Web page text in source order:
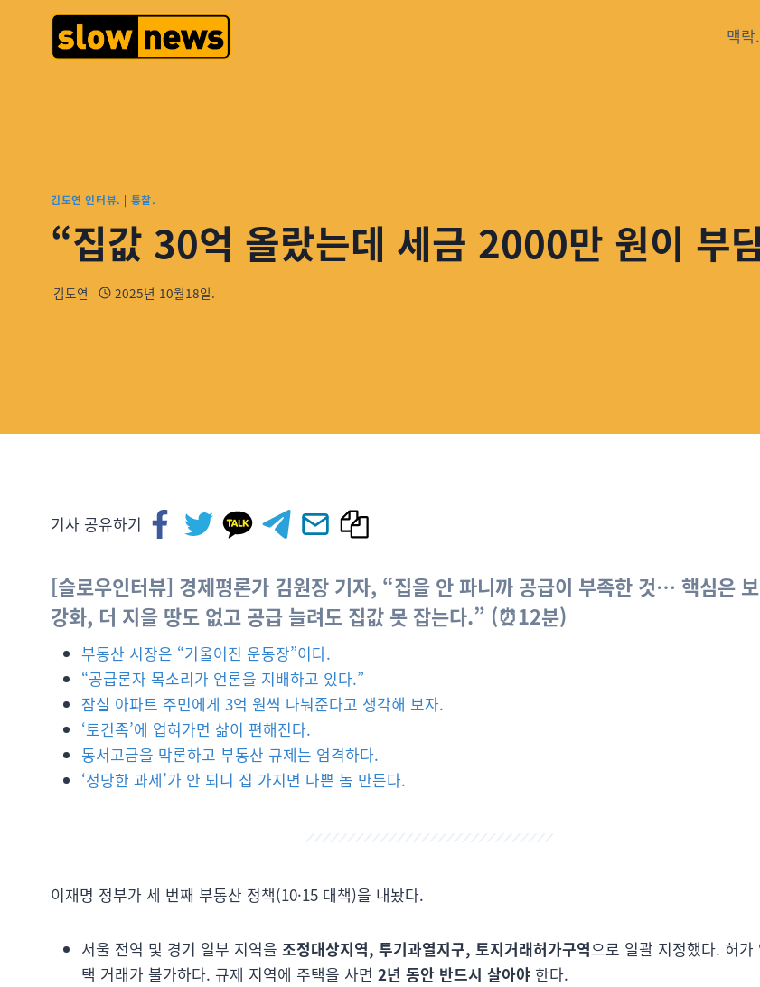
맥락.
김도연 인터뷰. | 통찰.
“집값 30억 올랐는데 세금 2000만 원이 부
김도연 2025년 10월18일.
기사 공유하기
[슬로우인터뷰] 경제평론가 김원장 기자, “집을 안 파니까 공급이 부족한 것… 핵심은
강화, 더 지을 땅도 없고 공급 늘려도 집값 못 잡는다.” (⏰12분)
부동산 시장은 “기울어진 운동장”이다.
“공급론자 목소리가 언론을 지배하고 있다.”
잠실 아파트 주민에게 3억 원씩 나눠준다고 생각해 보자.
‘토건족’에 업혀가면 삶이 편해진다.
동서고금을 막론하고 부동산 규제는 엄격하다.
‘정당한 과세’가 안 되니 집 가지면 나쁜 놈 만든다.
이재명 정부가 세 번째 부동산 정책(10·15 대책)을 내놨다.
서울 전역 및 경기 일부 지역을 조정대상지역, 투기과열지구, 토지거래허가구역으로 일괄 지정했다. 허가
택 거래가 불가하다. 규제 지역에 주택을 사면 2년 동안 반드시 살아야 한다.